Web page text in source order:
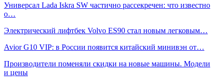
Универсал Lada Iskra SW частично рассекречен: что известно
о…
Электрический лифтбек Volvo ES90 стал новым легковым…
Avior G10 VIP: в России появится китайский минивэн от…
Производители поменяли скидки на новые машины. Модели
и цены